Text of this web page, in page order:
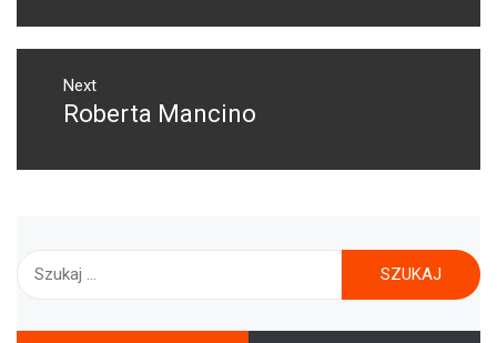
Next
Next
Roberta Mancino